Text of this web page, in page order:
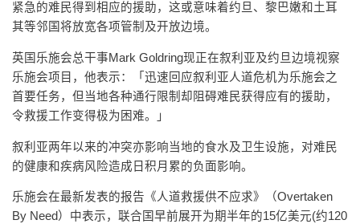
紧急的难民得到相应的援助，这或意味着约旦、黎巴嫩和土耳
其等邻国将放宽各项管制及开放边境。
英国乐施会总干事Mark Goldring现正在叙利亚及约旦边境视察
乐施会项目，他表示：「迅速回应叙利亚人道危机为乐施会之
首要任务，但当地各种通行限制却阻碍难民获得应有的援助，
令救援工作变得极为困难。」
叙利亚两年以来的冲突亦影响当地的食水及卫生设施，对难民
的健康和疾病风险造成日积月累的负面影响。
乐施会在最新发表的报告《人道救援供不应求》（Overtaken
By Need）中表示，联合国早前展开为期半年的15亿美元(约120